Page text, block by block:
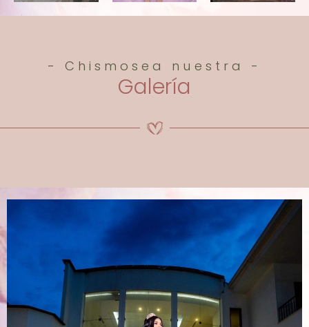
- Chismosea nuestra -
Galería